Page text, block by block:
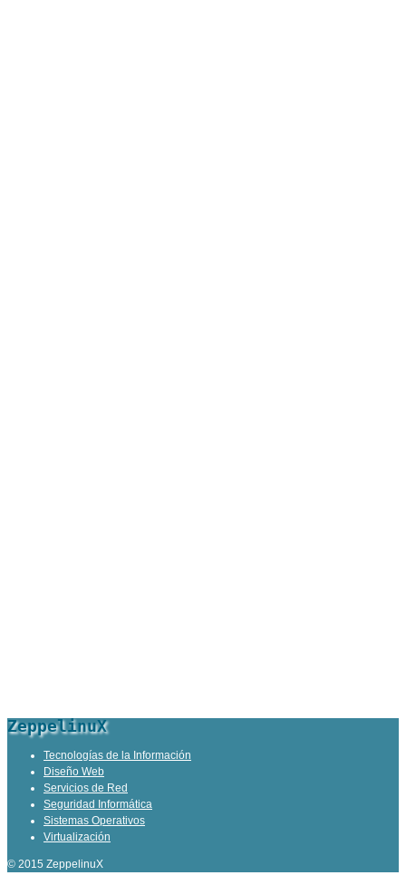
ZeppelinuX
Tecnologías de la Información
Diseño Web
Servicios de Red
Seguridad Informática
Sistemas Operativos
Virtualización
© 2015 ZeppelinuX